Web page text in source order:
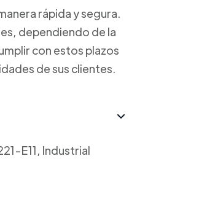
rápida y segura.
dependiendo de la
con estos plazos
de sus clientes.
E11, Industrial